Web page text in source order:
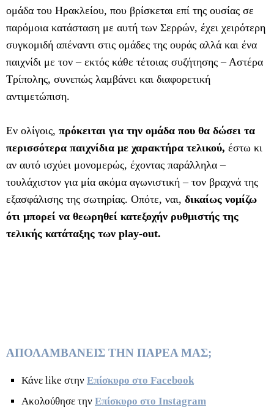
ομάδα του Ηρακλείου, που βρίσκεται επί της ουσίας σε
παρόμοια κατάσταση με αυτή των Σερρών, έχει χειρότερη
συγκομιδή απέναντι στις ομάδες της ουράς αλλά και ένα
παιχνίδι με τον – εκτός κάθε τέτοιας συζήτησης – Αστέρα
Τρίπολης, συνεπώς λαμβάνει και διαφορετική
αντιμετώπιση.
Εν ολίγοις, πρόκειται για την ομάδα που θα δώσει τα
περισσότερα παιχνίδια με χαρακτήρα τελικού, έστω κι
αν αυτό ισχύει μονομερώς, έχοντας παράλληλα –
τουλάχιστον για μία ακόμα αγωνιστική – τον βραχνά της
εξασφάλισης της σωτηρίας. Οπότε, ναι, δικαίως νομίζω
ότι μπορεί να θεωρηθεί κατεξοχήν ρυθμιστής της
τελικής κατάταξης των play-out.
ΑΠΟΛΑΜΒΑΝΕΙΣ ΤΗΝ ΠΑΡΕΑ ΜΑΣ;
Κάνε like στην Επίσκυρο στο Facebook
Ακολούθησε την Επίσκυρο στο Instagram